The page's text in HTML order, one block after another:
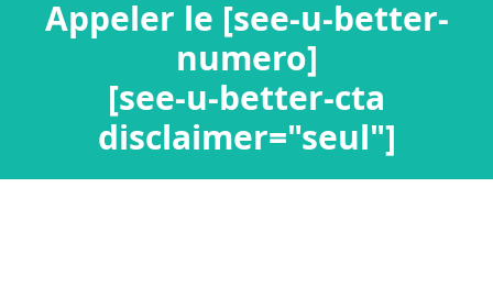
Appeler le [see-u-better-
numero]
[see-u-better-cta
disclaimer="seul"]